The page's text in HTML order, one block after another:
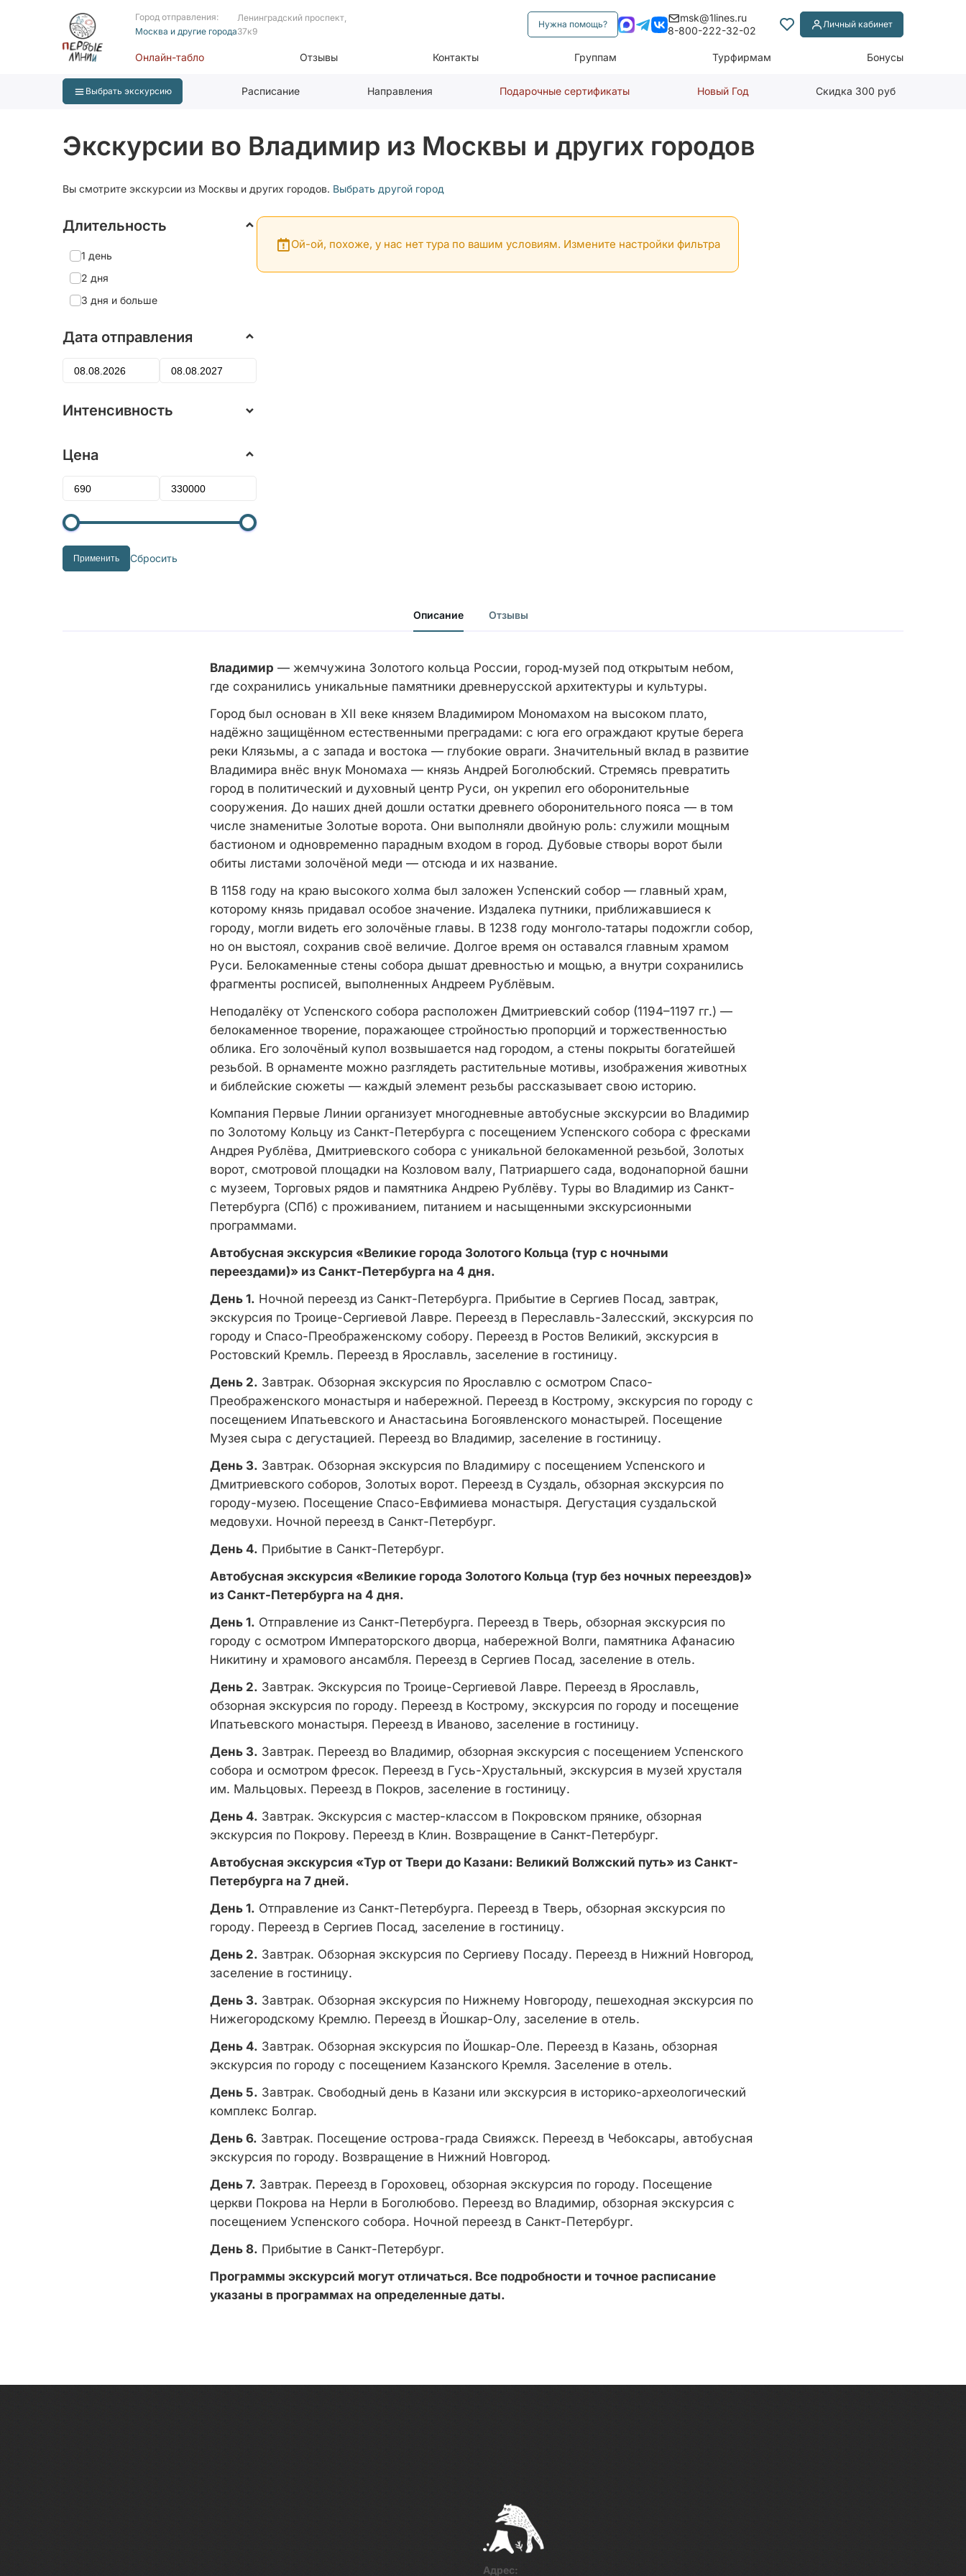
Город отправления:
Москва и другие города
Ленинградский проспект,
37к9
Нужна помощь?
msk@1lines.ru
8-800-222-32-02
Личный кабинет
Онлайн-табло Отзывы Контакты Группам Турфирмам Бонусы
Выбрать экскурсию Расписание Направления Подарочные сертификаты Новый Год Скидка 300 руб
Экскурсии во Владимир из Москвы и других городов
Вы смотрите экскурсии из Москвы и других городов. Выбрать другой город
Длительность
1 день
2 дня
3 дня и больше
Дата отправления
Интенсивность
Цена
Применить Сбросить
Ой-ой, похоже, у нас нет тура по вашим условиям. Измените настройки фильтра
Описание Отзывы
Владимир — жемчужина Золотого кольца России, город‑музей под открытым небом,
где сохранились уникальные памятники древнерусской архитектуры и культуры.
Город был основан в XII веке князем Владимиром Мономахом на высоком плато,
надёжно защищённом естественными преградами: с юга его ограждают крутые берега
реки Клязьмы, а с запада и востока — глубокие овраги. Значительный вклад в развитие
Владимира внёс внук Мономаха — князь Андрей Боголюбский. Стремясь превратить
город в политический и духовный центр Руси, он укрепил его оборонительные
сооружения. До наших дней дошли остатки древнего оборонительного пояса — в том
числе знаменитые Золотые ворота. Они выполняли двойную роль: служили мощным
бастионом и одновременно парадным входом в город. Дубовые створы ворот были
обиты листами золочёной меди — отсюда и их название.
В 1158 году на краю высокого холма был заложен Успенский собор — главный храм,
которому князь придавал особое значение. Издалека путники, приближавшиеся к
городу, могли видеть его золочёные главы. В 1238 году монголо‑татары подожгли собор,
но он выстоял, сохранив своё величие. Долгое время он оставался главным храмом
Руси. Белокаменные стены собора дышат древностью и мощью, а внутри сохранились
фрагменты росписей, выполненных Андреем Рублёвым.
Неподалёку от Успенского собора расположен Дмитриевский собор (1194–1197 гг.) —
белокаменное творение, поражающее стройностью пропорций и торжественностью
облика. Его золочёный купол возвышается над городом, а стены покрыты богатейшей
резьбой. В орнаменте можно разглядеть растительные мотивы, изображения животных
и библейские сюжеты — каждый элемент резьбы рассказывает свою историю.
Компания Первые Линии организует многодневные автобусные экскурсии во Владимир
по Золотому Кольцу из Санкт-Петербурга с посещением Успенского собора с фресками
Андрея Рублёва, Дмитриевского собора с уникальной белокаменной резьбой, Золотых
ворот, смотровой площадки на Козловом валу, Патриаршего сада, водонапорной башни
с музеем, Торговых рядов и памятника Андрею Рублёву. Туры во Владимир из Санкт-
Петербурга (СПб) с проживанием, питанием и насыщенными экскурсионными
программами.
Автобусная экскурсия «Великие города Золотого Кольца (тур с ночными
переездами)» из Санкт-Петербурга на 4 дня.
День 1. Ночной переезд из Санкт-Петербурга. Прибытие в Сергиев Посад, завтрак,
экскурсия по Троице-Сергиевой Лавре. Переезд в Переславль-Залесский, экскурсия по
городу и Спасо-Преображенскому собору. Переезд в Ростов Великий, экскурсия в
Ростовский Кремль. Переезд в Ярославль, заселение в гостиницу.
День 2. Завтрак. Обзорная экскурсия по Ярославлю с осмотром Спасо-
Преображенского монастыря и набережной. Переезд в Кострому, экскурсия по городу с
посещением Ипатьевского и Анастасьина Богоявленского монастырей. Посещение
Музея сыра с дегустацией. Переезд во Владимир, заселение в гостиницу.
День 3. Завтрак. Обзорная экскурсия по Владимиру с посещением Успенского и
Дмитриевского соборов, Золотых ворот. Переезд в Суздаль, обзорная экскурсия по
городу-музею. Посещение Спасо-Евфимиева монастыря. Дегустация суздальской
медовухи. Ночной переезд в Санкт-Петербург.
День 4. Прибытие в Санкт-Петербург.
Автобусная экскурсия «Великие города Золотого Кольца (тур без ночных переездов)»
из Санкт-Петербурга на 4 дня.
День 1. Отправление из Санкт-Петербурга. Переезд в Тверь, обзорная экскурсия по
городу с осмотром Императорского дворца, набережной Волги, памятника Афанасию
Никитину и храмового ансамбля. Переезд в Сергиев Посад, заселение в отель.
День 2. Завтрак. Экскурсия по Троице-Сергиевой Лавре. Переезд в Ярославль,
обзорная экскурсия по городу. Переезд в Кострому, экскурсия по городу и посещение
Ипатьевского монастыря. Переезд в Иваново, заселение в гостиницу.
День 3. Завтрак. Переезд во Владимир, обзорная экскурсия с посещением Успенского
собора и осмотром фресок. Переезд в Гусь-Хрустальный, экскурсия в музей хрусталя
им. Мальцовых. Переезд в Покров, заселение в гостиницу.
День 4. Завтрак. Экскурсия с мастер-классом в Покровском прянике, обзорная
экскурсия по Покрову. Переезд в Клин. Возвращение в Санкт-Петербург.
Автобусная экскурсия «Тур от Твери до Казани: Великий Волжский путь» из Санкт-
Петербурга на 7 дней.
День 1. Отправление из Санкт-Петербурга. Переезд в Тверь, обзорная экскурсия по
городу. Переезд в Сергиев Посад, заселение в гостиницу.
День 2. Завтрак. Обзорная экскурсия по Сергиеву Посаду. Переезд в Нижний Новгород,
заселение в гостиницу.
День 3. Завтрак. Обзорная экскурсия по Нижнему Новгороду, пешеходная экскурсия по
Нижегородскому Кремлю. Переезд в Йошкар-Олу, заселение в отель.
День 4. Завтрак. Обзорная экскурсия по Йошкар-Оле. Переезд в Казань, обзорная
экскурсия по городу с посещением Казанского Кремля. Заселение в отель.
День 5. Завтрак. Свободный день в Казани или экскурсия в историко-археологический
комплекс Болгар.
День 6. Завтрак. Посещение острова-града Свияжск. Переезд в Чебоксары, автобусная
экскурсия по городу. Возвращение в Нижний Новгород.
День 7. Завтрак. Переезд в Гороховец, обзорная экскурсия по городу. Посещение
церкви Покрова на Нерли в Боголюбово. Переезд во Владимир, обзорная экскурсия с
посещением Успенского собора. Ночной переезд в Санкт-Петербург.
День 8. Прибытие в Санкт-Петербург.
Программы экскурсий могут отличаться. Все подробности и точное расписание
указаны в программах на определенные даты.
Адрес: